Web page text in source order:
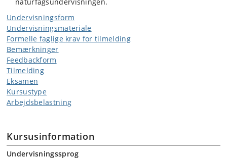
Undervisningsform
Undervisningsmateriale
Formelle faglige krav for tilmelding
Bemærkninger
Feedbackform
Tilmelding
Eksamen
Kursustype
Arbejdsbelastning
Kursusinformation
Undervisningssprog